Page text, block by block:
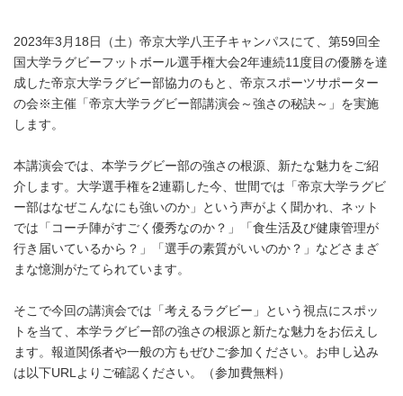
2023年3月18日（土）帝京大学八王子キャンパスにて、第59回全
国大学ラグビーフットボール選手権大会2年連続11度目の優勝を達
成した帝京大学ラグビー部協力のもと、帝京スポーツサポーター
の会※主催「帝京大学ラグビー部講演会～強さの秘訣～」を実施
します。
本講演会では、本学ラグビー部の強さの根源、新たな魅力をご紹
介します。大学選手権を2連覇した今、世間では「帝京大学ラグビ
ー部はなぜこんなにも強いのか」という声がよく聞かれ、ネット
では「コーチ陣がすごく優秀なのか？」「食生活及び健康管理が
行き届いているから？」「選手の素質がいいのか？」などさまざ
まな憶測がたてられています。
そこで今回の講演会では「考えるラグビー」という視点にスポッ
トを当て、本学ラグビー部の強さの根源と新たな魅力をお伝えし
ます。報道関係者や一般の方もぜひご参加ください。お申し込み
は以下URLよりご確認ください。（参加費無料）